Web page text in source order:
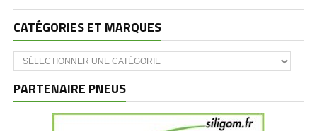
CATÉGORIES ET MARQUES
Catégories
et
PARTENAIRE PNEUS